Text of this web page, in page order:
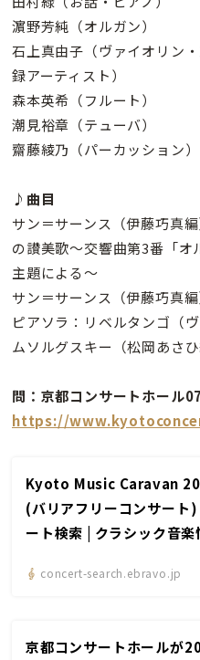
濵野芳純（オルガン）
石上真由子（ヴァイオリン
録アーティスト）
森本英希（フルート）
潮見裕章（テューバ）
齋藤綾乃（パーカッション）
♪曲目
サン＝サーンス（伊藤巧真
の讃美歌～交響曲第3番「
主題による～
サン＝サーンス（伊藤巧真
ピアソラ：リベルタンゴ（
ムソルグスキー（松岡あさ
問：京都コンサートホール
https://
Kyoto Music Caravan
(バリアフリーコンサート
ート検索 | クラシック音
concert-search.ebravo.jp
京都コンサートホールが